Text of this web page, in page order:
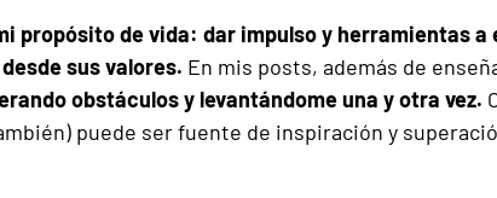
propósito de vida: dar impulso y herramientas
sus valores. En mis posts, además de
obstáculos y levantándome una y otra vez.
puede ser fuente de inspiración y